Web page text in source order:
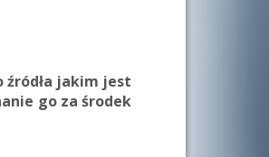
źródła jakim jest
go za środek